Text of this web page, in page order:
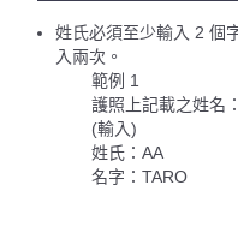
姓氏必須至少輸入 2 個
入兩次。
範例 1
護照上記載之姓名
(輸入)
姓氏：AA
名字：TARO